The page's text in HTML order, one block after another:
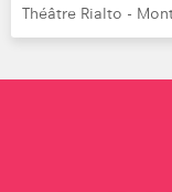
Théâtre Rialto -